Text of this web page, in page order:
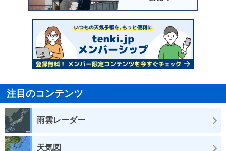
注目のコンテンツ
雨雲レーダー
天気図